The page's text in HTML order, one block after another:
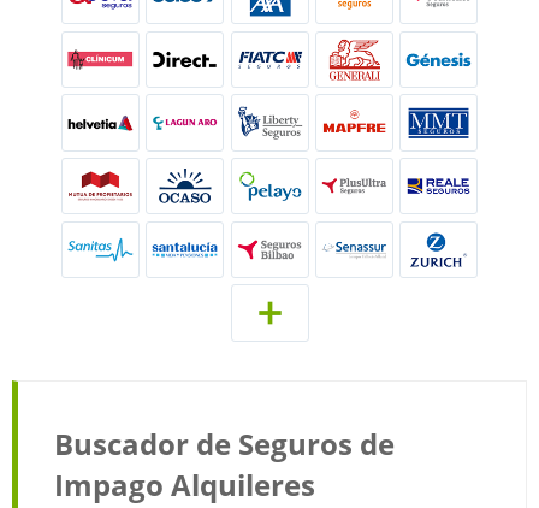
Buscador de Seguros de
Impago Alquileres